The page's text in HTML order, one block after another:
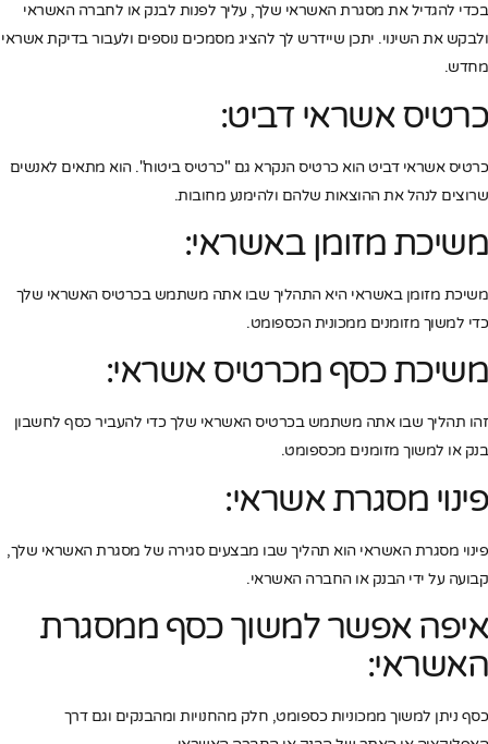
בכדי להגדיל את מסגרת האשראי שלך, עליך לפנות לבנק או לחברה האשראי
ולבקש את השינוי. יתכן שיידרש לך להציג מסמכים נוספים ולעבור בדיקת אשראי
מחדש.
כרטיס אשראי דביט:
כרטיס אשראי דביט הוא כרטיס הנקרא גם "כרטיס ביטוח". הוא מתאים לאנשים
שרוצים לנהל את ההוצאות שלהם ולהימנע מחובות.
משיכת מזומן באשראי:
משיכת מזומן באשראי היא התהליך שבו אתה משתמש בכרטיס האשראי שלך
כדי למשוך מזומנים ממכונית הכספומט.
משיכת כסף מכרטיס אשראי:
זהו תהליך שבו אתה משתמש בכרטיס האשראי שלך כדי להעביר כסף לחשבון
בנק או למשוך מזומנים מכספומט.
פינוי מסגרת אשראי:
פינוי מסגרת האשראי הוא תהליך שבו מבצעים סגירה של מסגרת האשראי שלך,
קבועה על ידי הבנק או החברה האשראי.
איפה אפשר למשוך כסף ממסגרת
האשראי:
כסף ניתן למשוך ממכוניות כספומט, חלק מהחנויות ומהבנקים וגם דרך